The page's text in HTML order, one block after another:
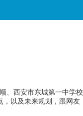
、西安市东城第一中学校
，以及未来规划，跟网友